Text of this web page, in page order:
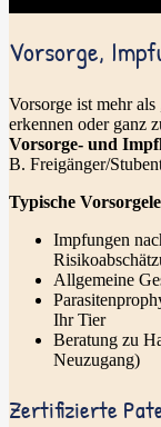
Vorsorge,
Vorsorge ist mehr
erkennen oder ganz
Vorsorge- und
B. Freigänger/
Typische
Impfungen
Allgemeine
Ihr Tier
Beratung zu
Neuzugang)
Zertifizierte